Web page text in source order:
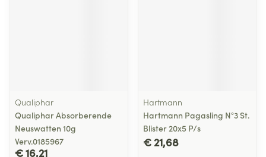
Qualiphar
Qualiphar Absorberende
Neuswatten 10g
Verv.0185967
€ 16,21
Hartmann
Hartmann Pagasling N°3 St.
Blister 20x5 P/s
€ 21,68